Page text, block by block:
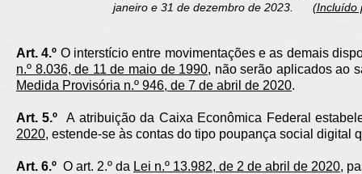
janeiro e 31 de dezembro de 2023. (Incluído
Art. 4.º O interstício entre movimentações e as demais
n.º 8.036, de 11 de maio de 1990, não serão aplicados ao
Medida Provisória n.º 946, de 7 de abril de 2020.
Art. 5.º A atribuição da Caixa Econômica Federal
2020, estende-se às contas do tipo poupança social digital
Art. 6.º O art. 2.º da Lei n.º 13.982, de 2 de abril de 2020,